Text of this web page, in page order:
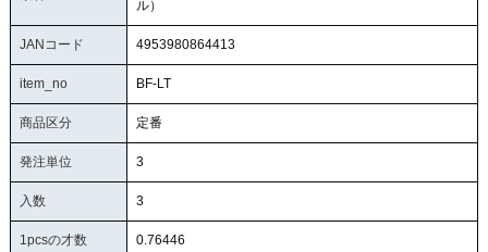
ル）
JANコード 4953980864413
item_no BF-LT
商品区分 定番
発注単位 3
入数 3
1pcsの才数 0.76446